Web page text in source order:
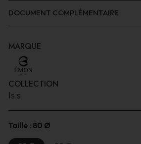
DOCUMENT COMPLÉMENTAIRE
MARQUE
COLLECTION
Isis
Taille : 80 Ø